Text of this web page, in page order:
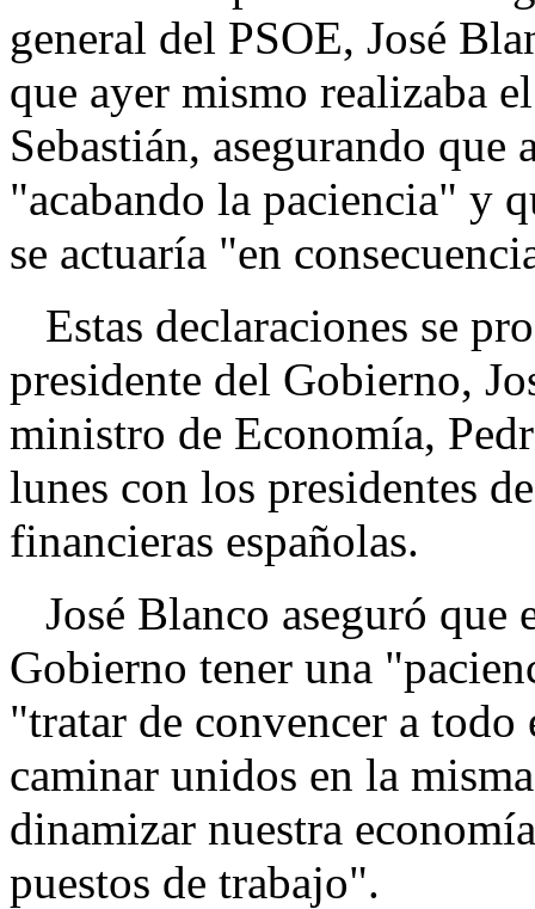
general del PSOE, José
que ayer mismo realizaba
Sebastián, asegurando
"acabando la paciencia" y
se actuaría "en
Estas declaraciones se
presidente del Gobierno,
ministro de Economía,
lunes con los presidentes
financieras españolas.
José Blanco aseguró
Gobierno tener una
"tratar de convencer a todo
caminar unidos en la
dinamizar nuestra
puestos de trabajo".